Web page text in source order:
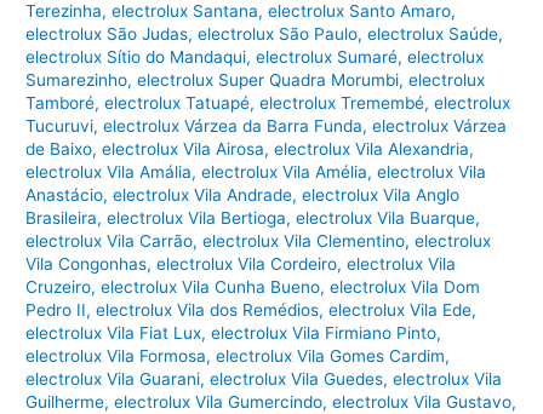
Terezinha,electrolux Santana,electrolux Santo Amaro,
electrolux São Judas,electrolux São Paulo,electrolux Saúde,
electrolux Sítio do Mandaqui,electrolux Sumaré,electrolux
Sumarezinho,electrolux Super Quadra Morumbi,electrolux
Tamboré,electrolux Tatuapé,electrolux Tremembé,electrolux
Tucuruvi,electrolux Várzea da Barra Funda,electrolux Várzea
de Baixo,electrolux Vila Airosa,electrolux Vila Alexandria,
electrolux Vila Amália,electrolux Vila Amélia,electrolux Vila
Anastácio,electrolux Vila Andrade,electrolux Vila Anglo
Brasileira,electrolux Vila Bertioga,electrolux Vila Buarque,
electrolux Vila Carrão,electrolux Vila Clementino,electrolux
Vila Congonhas,electrolux Vila Cordeiro,electrolux Vila
Cruzeiro,electrolux Vila Cunha Bueno,electrolux Vila Dom
Pedro II,electrolux Vila dos Remédios,electrolux Vila Ede,
electrolux Vila Fiat Lux,electrolux Vila Firmiano Pinto,
electrolux Vila Formosa,electrolux Vila Gomes Cardim,
electrolux Vila Guarani,electrolux Vila Guedes,electrolux Vila
Guilherme,electrolux Vila Gumercindo,electrolux Vila Gustavo,